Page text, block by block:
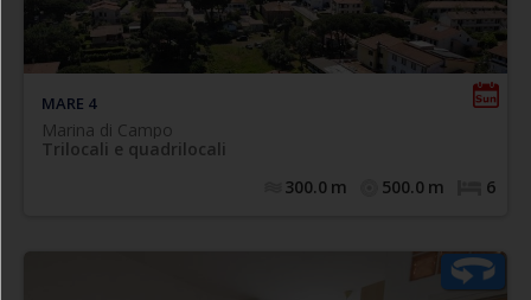
MARE 4
Marina di Campo
Trilocali e quadrilocali
6
500.0 m
300.0 m
estraibile, camera matrimoniale, camera doppia, bagno
con box doccia e lavatrice. Terrazza esterna attrazzata e
n.1 posto auto.